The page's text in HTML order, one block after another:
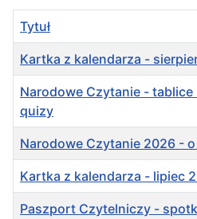
Tytuł
Kartka z kalendarza -
Narodowe Czytanie -
quizy
Narodowe Czytanie 2026 -
Kartka z kalendarza - lipiec
Paszport Czytelniczy -